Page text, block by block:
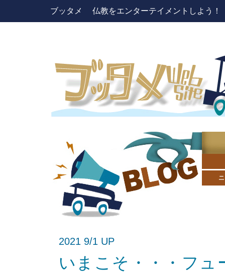
ブッタメ 仏教をエンターテイメントしよう
2021 9/1 UP
いまこそ・・・フュ